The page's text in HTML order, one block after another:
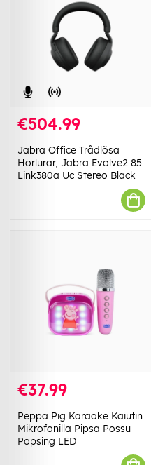
€504.99
Jabra Office Trådlösa
Hörlurar, Jabra Evolve2 85
Link380a Uc Stereo Black
€37.99
Peppa Pig Karaoke Kaiutin
Mikrofonilla Pipsa Possu
Popsing LED